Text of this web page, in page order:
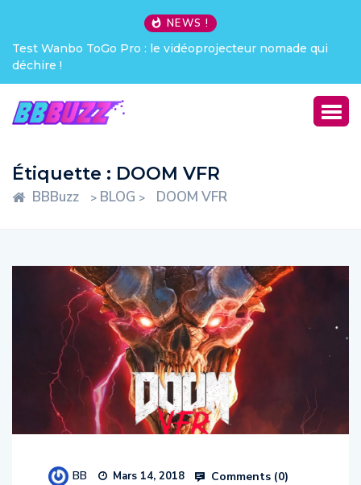
NEWS !
Test Wanbo ToGo Pro : le vidéoprojecteur nomade qui
déchire !
Étiquette : DOOM VFR
BBBuzz > BLOG > DOOM VFR
BB Mars 14, 2018 Comments (0)